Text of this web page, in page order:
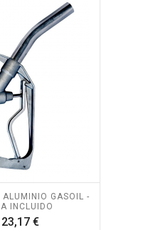
ALUMINIO GASOIL -
INCLUIDO
23,17 €Precio